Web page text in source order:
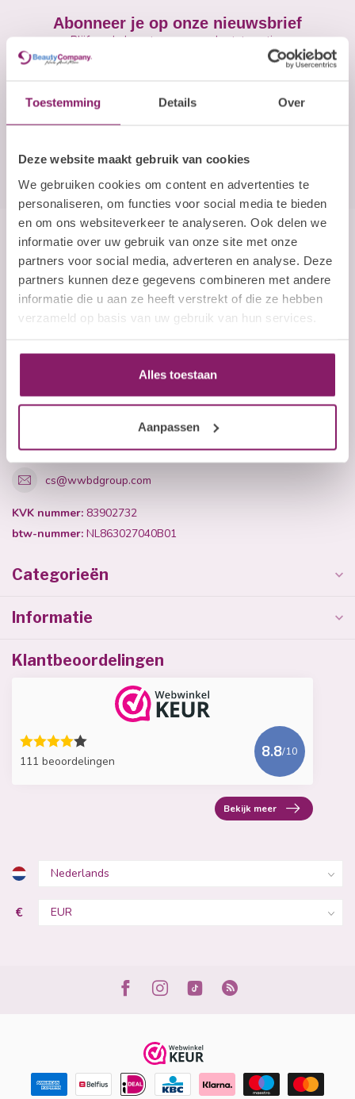
Toestemming Details Over
Deze website maakt gebruik van cookies
We gebruiken cookies om content en advertenties te
personaliseren, om functies voor social media te bieden
en om ons websiteverkeer te analyseren. Ook delen we
informatie over uw gebruik van onze site met onze
partners voor social media, adverteren en analyse. Deze
partners kunnen deze gegevens combineren met andere
informatie die u aan ze heeft verstrekt of die ze hebben
verzameld op basis van uw gebruik van hun services.
Alles toestaan
Aanpassen
Abonneer je op onze nieuwsbrief
Blijf op de hoogte over onze laatste acties
E-mailadres
Beauty Company
Nails and More
John F. Kennedylaan 21L
+31 (0)40 254 75 11
cs@wwbdgroup.com
KVK nummer: 83902732
btw-nummer: NL863027040B01
Categorieën
Informatie
Klantbeoordelingen
111 beoordelingen
8.8/10
Bekijk meer
€